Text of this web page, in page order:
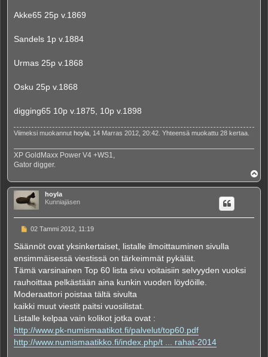
Akke65 25p v.1869
Sandels 1p v.1884
Urmas 25p v.1868
Osku 25p v.1868
digging65 10p v.1875, 10p v.1898
Viimeksi muokannut hoyla, 14 Marras 2012, 20:42. Yhteensä muokattu 28 kertaa.
XP GoldMaxx Power V4 +WS1,
Gator digger.
l
ö
hoyla
Kunniajäsen
V
e
s
t
02 Tammi 2012, 11:19
Säännöt ovat yksinkertaiset, listalle ilmoittauminen sivulla
ensimmäisessä viestissä on tärkeimmät pykälät.
Tämä varsinainen Top 60 lista sivu voitaisiin selvyyden vuoksi
rauhoittaa pelkästään aina kunkin vuoden löydöille.
Moderaattori poistaa tältä sivulta
kaikki muut viestit paitsi vuosilistat.
Listalle kelpaa vain kolikot jotka ovat :
http://www.pk-numismaatikot.fi/palvelut/top60.pdf
http://www.numismaatikko.fi/index.php/t ... rahat-2014